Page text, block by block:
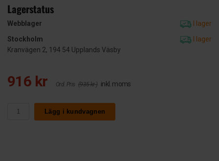
Lagerstatus
Webblager
I lager
Stockholm
I lager
Kranvägen 2, 194 54 Upplands Väsby
916 kr Ord. Pris (935 kr ) inkl. moms
Lägg i kundvagnen